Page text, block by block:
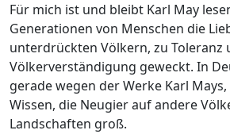
Für mich ist und bleibt Karl May
Generationen von Menschen die
unterdrückten Völkern, zu Toleranz
Völkerverständigung geweckt. In
gerade wegen der Werke Karl
Wissen, die Neugier auf andere
Landschaften groß.